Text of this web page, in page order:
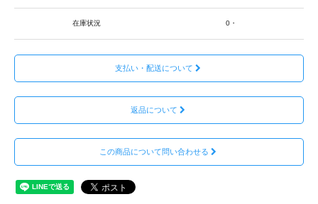
在庫状況 0・
支払い・配送について
返品について
この商品について問い合わせる